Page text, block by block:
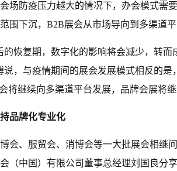
场防疫压力越大的情况下，办会模式需
围下沉，B2B展会从市场导向到多渠道
的恢复期，数字化的影响将会减少，转
说，与疫情期间的展会发展模式相反的
将继续向多渠道平台发展，品牌会展将继
品牌化专业化
会、服贸会、消博会等一大批展会相继
（中国）有限公司董事总经理刘国良分